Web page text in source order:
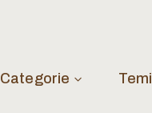
Categorie Temi